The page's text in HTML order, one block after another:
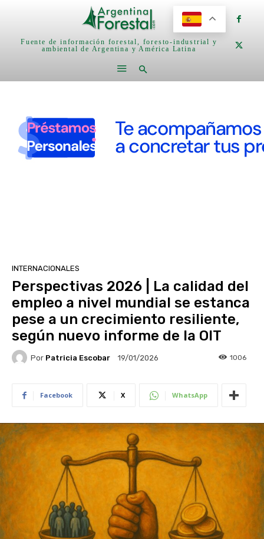
Fuente de información forestal, foresto-industrial y
ambiental de Argentina y América Latina
INTERNACIONALES
Perspectivas 2026 | La calidad del
empleo a nivel mundial se estanca
pese a un crecimiento resiliente,
según nuevo informe de la OIT
Por Patricia Escobar 19/01/2026 1006
Facebook X WhatsApp